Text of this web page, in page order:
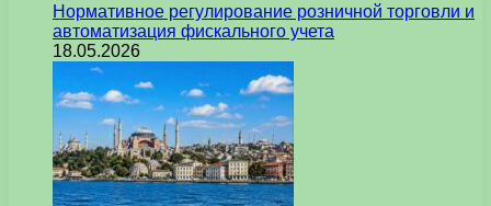
Нормативное регулирование розничной торговли и
автоматизация фискального учета
18.05.2026